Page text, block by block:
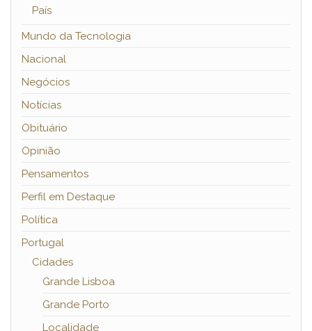
País
Mundo da Tecnologia
Nacional
Negócios
Notícias
Obituário
Opinião
Pensamentos
Perfil em Destaque
Política
Portugal
Cidades
Grande Lisboa
Grande Porto
Localidade